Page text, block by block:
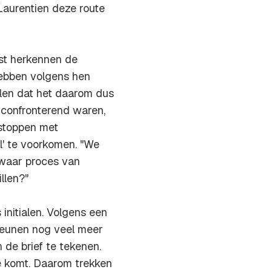
deze route
herkennen de
volgens hen
dat het daarom dus
waren,
met
te voorkomen. "We
proces van
Volgens een
nog veel meer
de brief te tekenen.
Daarom trekken